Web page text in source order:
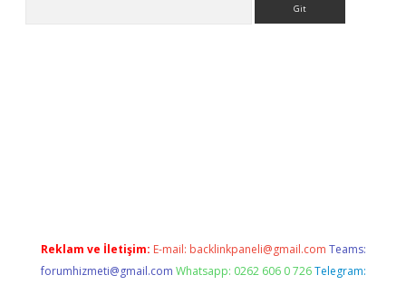
Reklam ve İletişim: E-mail: backlinkpaneli@gmail.com Teams:
forumhizmeti@gmail.com Whatsapp: 0262 606 0 726 Telegram: